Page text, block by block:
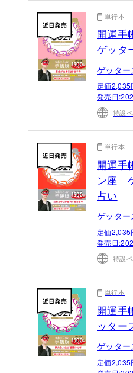
単行本
開運
ゲッタ
ゲッター
定価2,035
発売日:
特設
単行本
開運手
ン座
占い
ゲッター
定価2,035
発売日:
特設
単行本
開運
ッター
ゲッター
定価2,035